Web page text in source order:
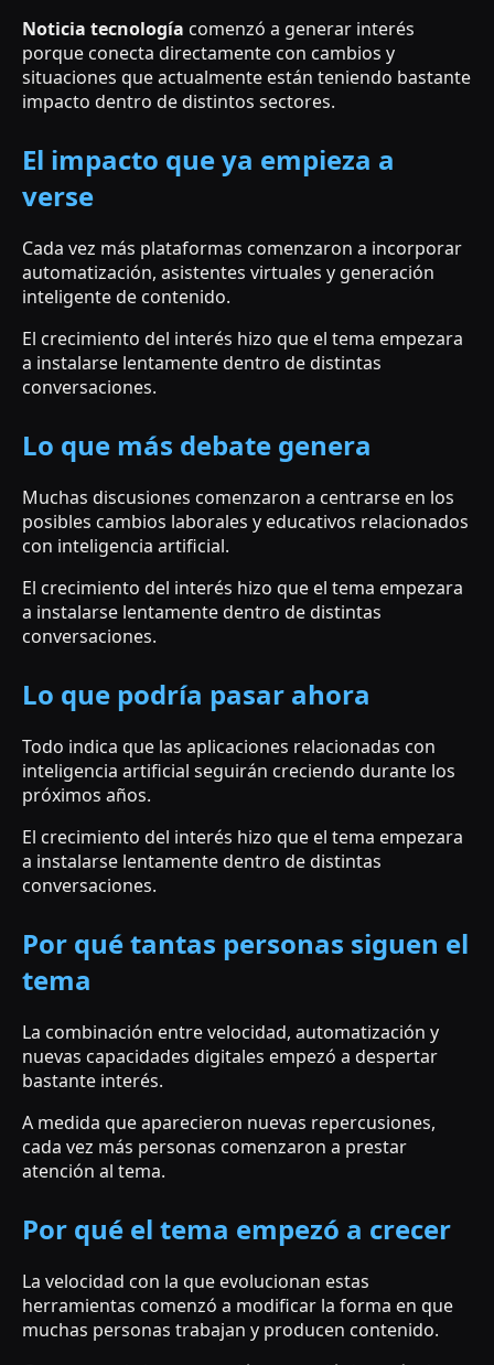
Noticia tecnología comenzó a generar interés
porque conecta directamente con cambios y
situaciones que actualmente están teniendo bastante
impacto dentro de distintos sectores.
El impacto que ya empieza a
verse
Cada vez más plataformas comenzaron a incorporar
automatización, asistentes virtuales y generación
inteligente de contenido.
El crecimiento del interés hizo que el tema empezara
a instalarse lentamente dentro de distintas
conversaciones.
Lo que más debate genera
Muchas discusiones comenzaron a centrarse en los
posibles cambios laborales y educativos relacionados
con inteligencia artificial.
El crecimiento del interés hizo que el tema empezara
a instalarse lentamente dentro de distintas
conversaciones.
Lo que podría pasar ahora
Todo indica que las aplicaciones relacionadas con
inteligencia artificial seguirán creciendo durante los
próximos años.
El crecimiento del interés hizo que el tema empezara
a instalarse lentamente dentro de distintas
conversaciones.
Por qué tantas personas siguen el
tema
La combinación entre velocidad, automatización y
nuevas capacidades digitales empezó a despertar
bastante interés.
A medida que aparecieron nuevas repercusiones,
cada vez más personas comenzaron a prestar
atención al tema.
Por qué el tema empezó a crecer
La velocidad con la que evolucionan estas
herramientas comenzó a modificar la forma en que
muchas personas trabajan y producen contenido.